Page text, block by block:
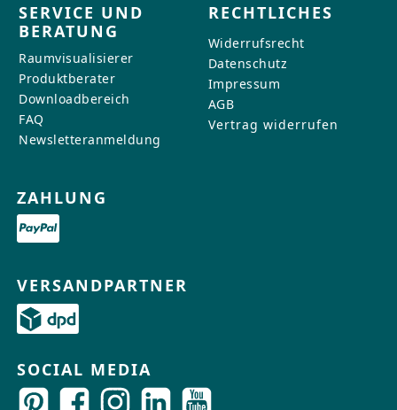
SERVICE UND
BERATUNG
Raumvisualisierer
Produktberater
Downloadbereich
FAQ
Newsletteranmeldung
RECHTLICHES
Widerrufsrecht
Datenschutz
Impressum
AGB
Vertrag widerrufen
ZAHLUNG
VERSANDPARTNER
SOCIAL MEDIA